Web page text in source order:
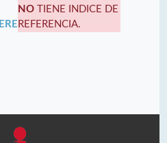
NO TIENE INDICE DE
REFERENCIA.